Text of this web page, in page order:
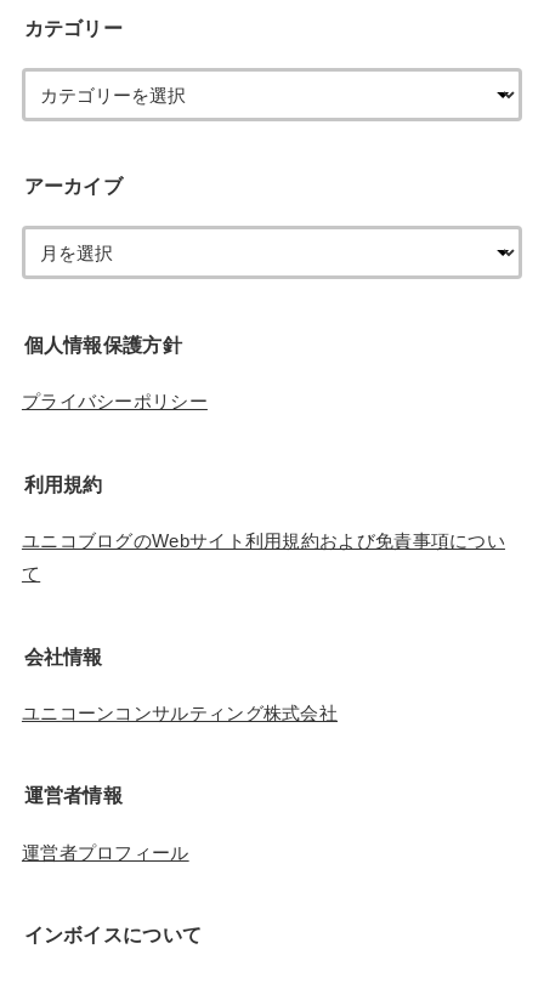
カテゴリー
アーカイブ
個人情報保護方針
プライバシーポリシー
利用規約
ユニコブログのWebサイト利用規約および免責事項につい
て
会社情報
ユニコーンコンサルティング株式会社
運営者情報
運営者プロフィール
インボイスについて